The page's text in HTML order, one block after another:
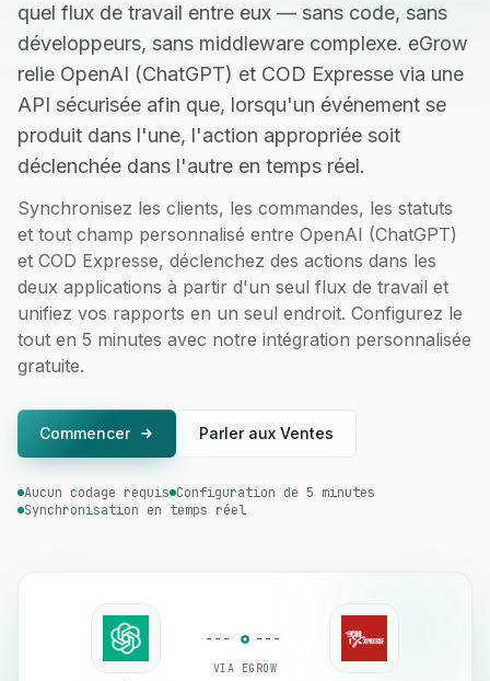
quel flux de travail entre eux — sans code, sans
développeurs, sans middleware complexe. eGrow
relie OpenAI (ChatGPT) et COD Expresse via une
API sécurisée afin que, lorsqu'un événement se
produit dans l'une, l'action appropriée soit
déclenchée dans l'autre en temps réel.
Synchronisez les clients, les commandes, les statuts
et tout champ personnalisé entre OpenAI (ChatGPT)
et COD Expresse, déclenchez des actions dans les
deux applications à partir d'un seul flux de travail et
unifiez vos rapports en un seul endroit. Configurez le
tout en 5 minutes avec notre intégration personnalisée
gratuite.
Commencer Parler aux Ventes
Aucun codage requis Configuration de 5 minutes
Synchronisation en temps réel
VIA EGROW